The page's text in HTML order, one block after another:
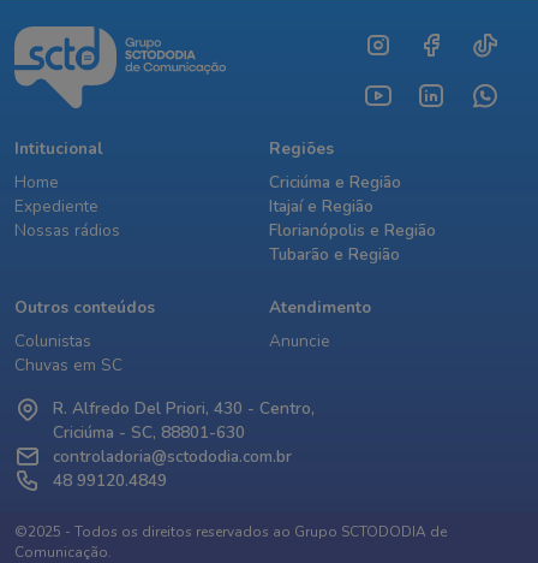
Intitucional
Home
Expediente
Nossas rádios
Regiões
Criciúma e Região
Itajaí e Região
Florianópolis e Região
Tubarão e Região
Outros conteúdos
Colunistas
Chuvas em SC
Atendimento
Anuncie
R. Alfredo Del Priori, 430 - Centro,
Criciúma - SC, 88801-630
controladoria@sctododia.com.br
48 99120.4849
©2025 - Todos os direitos reservados ao Grupo SCTODODIA de
Comunicação.